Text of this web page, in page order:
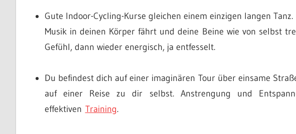
Gute Indoor-Cycling-Kurse gleichen einem einzigen langen
Musik in deinen Körper fährt und deine Beine wie von selbst
Gefühl, dann wieder energisch, ja entfesselt.
Du befindest dich auf einer imaginären Tour über einsame
auf einer Reise zu dir selbst. Anstrengung und
effektiven Training.